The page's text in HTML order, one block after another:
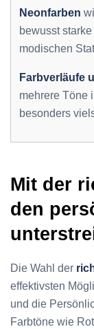
Neonfarben
bewusst
modischen
Farbverläufe
mehrere Töne
besonders
Mit der
den
Die Wahl der
effektivsten
und die
Farbtöne wie